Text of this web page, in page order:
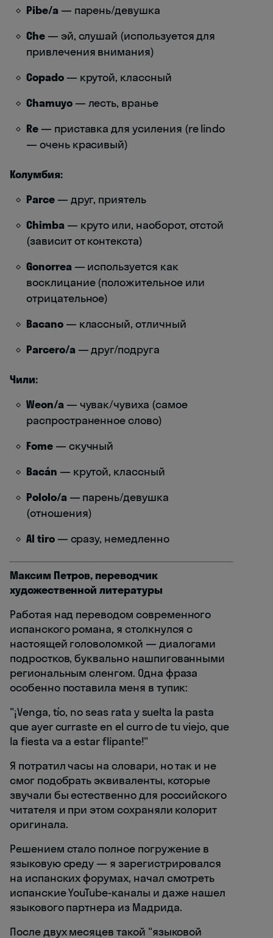
Pibe/a — парень/девушка
Che— эй, слушай (используется для
привлечения внимания)
Copado— крутой, классный
Chamuyo— лесть, вранье
Re— приставка для усиления (re lindo
— очень красивый)
Колумбия:
Parce— друг, приятель
Chimba — круто или, наоборот, отстой
(зависит от контекста)
Gonorrea — используется как
восклицание (положительное или
отрицательное)
Bacano— классный, отличный
Parcero/a — друг/подруга
Чили:
Weon/a — чувак/чувиха (самое
распространенное слово)
Fome— скучный
Bacán — крутой, классный
Pololo/a — парень/девушка
(отношения)
Al tiro— сразу, немедленно
Максим Петров, переводчик
художественной литературы
Работая над переводом современного
испанского романа, я столкнулся с
настоящей головоломкой — диалогами
подростков, буквально нашпигованными
региональным сленгом. Одна фраза
особенно поставила меня в тупик:
"¡Venga, tío, no seas rata y suelta la pasta
que ayer curraste en el curro de tu viejo, que
la fiesta va a estar flipante!"
Я потратил часы на словари, но так и не
смог подобрать эквиваленты, которые
звучали бы естественно для российского
читателя и при этом сохраняли колорит
оригинала.
Решением стало полное погружение в
языковую среду — я зарегистрировался
на испанских форумах, начал смотреть
испанские YouTube-каналы и даже нашел
языкового партнера из Мадрида.
После двух месяцев такой "языковой